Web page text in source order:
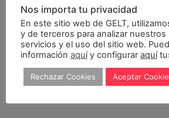
Nos importa tu privacidad
En este sitio web de GELT,
y de terceros para analizar nuestros
servicios y el uso del sitio web.
información aquíy configurar aquí
Rechazar Cookies Aceptar